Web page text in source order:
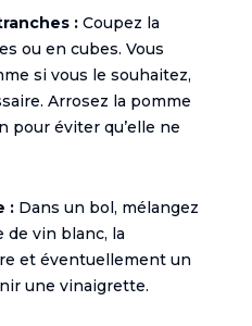
:Coupez la
ou en cubes. Vous
si vous le souhaitez,
Arrosez la pomme
pour éviter qu’elle ne
:Dans un bol, mélangez
de vin blanc, la
et éventuellement un
une vinaigrette.